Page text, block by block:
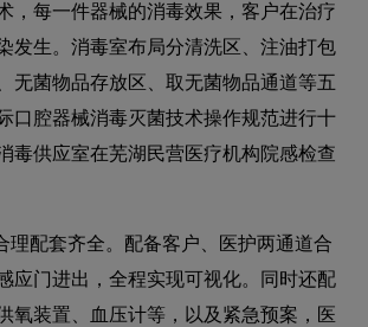
，每一件器械的消毒效果，客户在治疗
发生。消毒室布局分清洗区、注油打包
无菌物品存放区、取无菌物品通道等五
口腔器械消毒灭菌技术操作规范进行十
毒供应室在芜湖民营医疗机构院感检查
理配套齐全。配备客户、医护两通道合
应门进出，全程实现可视化。同时还配
氧装置、血压计等，以及紧急预案，医